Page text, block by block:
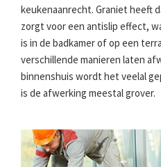
keukenaanrecht. Graniet heeft
zorgt voor een antislip effect,
is in de badkamer of op een
verschillende manieren laten
binnenshuis wordt het veelal
is de afwerking meestal grover.